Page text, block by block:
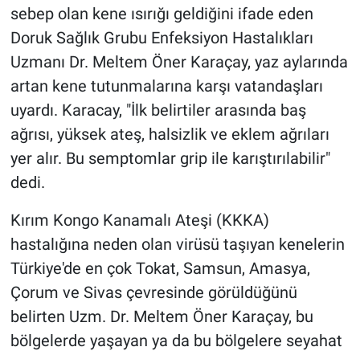
sebep olan kene ısırığı geldiğini ifade eden
Doruk Sağlık Grubu Enfeksiyon Hastalıkları
Uzmanı Dr. Meltem Öner Karaçay, yaz aylarında
artan kene tutunmalarına karşı vatandaşları
uyardı. Karacay, "İlk belirtiler arasında baş
ağrısı, yüksek ateş, halsizlik ve eklem ağrıları
yer alır. Bu semptomlar grip ile karıştırılabilir"
dedi.
Kırım Kongo Kanamalı Ateşi (KKKA)
hastalığına neden olan virüsü taşıyan kenelerin
Türkiye'de en çok Tokat, Samsun, Amasya,
Çorum ve Sivas çevresinde görüldüğünü
belirten Uzm. Dr. Meltem Öner Karaçay, bu
bölgelerde yaşayan ya da bu bölgelere seyahat